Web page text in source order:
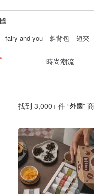
fairy and you 斜背包 短夾
時尚潮流
找到 3,000+ 件 “外國”